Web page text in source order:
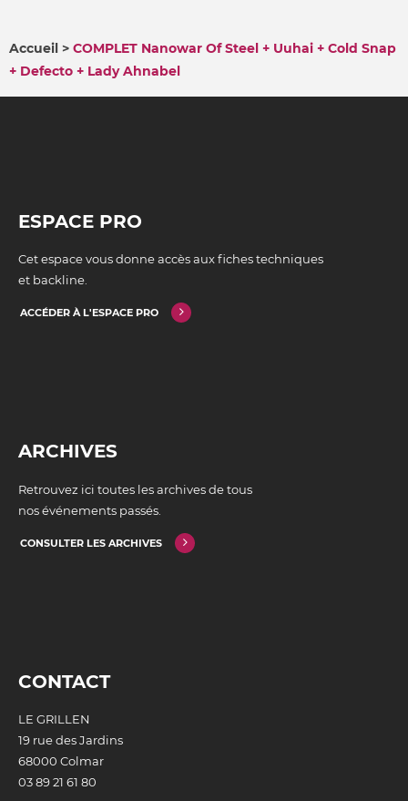
FIL
Accueil
COMPLET Nanowar Of Steel + Uuhai + Cold Snap
+ Defecto + Lady Ahnabel
ESPACE PRO
Cet espace vous donne accès aux fiches techniques
et backline.
ACCÉDER À L'ESPACE PRO
ARCHIVES
Retrouvez ici toutes les archives de tous
nos événements passés.
CONSULTER LES ARCHIVES
CONTACT
LE GRILLEN
19 rue des Jardins
68000 Colmar
03 89 21 61 80